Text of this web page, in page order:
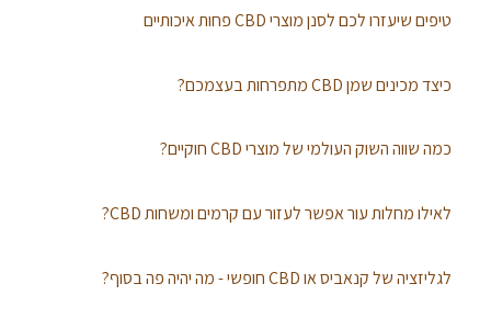
טיפים שיעזרו לכם לסנן מוצרי CBD פחות איכותיים
כיצד מכינים שמן CBD מתפרחות בעצמכם?
כמה שווה השוק העולמי של מוצרי CBD חוקיים?
לאילו מחלות עור אפשר לעזור עם קרמים ומשחות CBD?
לגליזציה של קנאביס או CBD חופשי - מה יהיה פה בסוף?